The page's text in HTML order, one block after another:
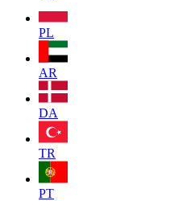
PL
AR
DA
TR
PT